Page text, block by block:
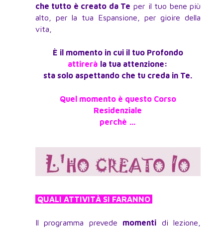
che tutto è creato da Te per il tuo bene più
alto, per la tua Espansione, per gioire della
vita,
È il momento in cui il tuo Profondo
attirerà la tua attenzione:
sta solo aspettando che tu creda in Te.
Quel momento è questo Corso
Residenziale
perchè …
QUALI ATTIVITÀ SI FARANNO
Il programma prevede momenti di lezione,